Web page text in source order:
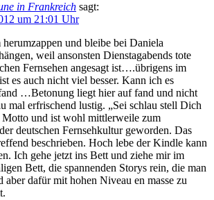
in Frankreich sagt:
um 21:01 Uhr
herumzappen und bleibe bei Daniela
weil ansonsten Dienstagabends tote
Fernsehen angesagt ist….übrigens im
es auch nicht viel besser. Kann ich es
…Betonung liegt hier auf fand und nicht
mal erfrischend lustig. „Sei schlau stell Dich
Motto und ist wohl mittlerweile zum
deutschen Fernsehkultur geworden. Das
beschrieben. Hoch lebe der Kindle kann
Ich gehe jetzt ins Bett und ziehe mir im
Bett, die spannenden Storys rein, die man
dafür mit hohen Niveau en masse zu